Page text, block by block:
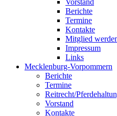
Vorstand
Berichte
Termine
Kontakte
Mitglied
Impressum
Links
Mecklenburg-Vorpommern
Berichte
Termine
Reitrecht/
Vorstand
Kontakte